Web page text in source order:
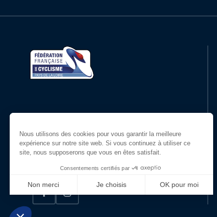
17 10025228670 COUALAN
18 10068143086
20 10067525825 PARIS
10012792260 LE MARREC
Suivez-nous !